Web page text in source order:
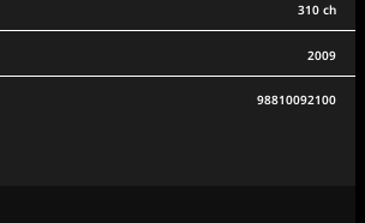
310 ch
2009
98810092100